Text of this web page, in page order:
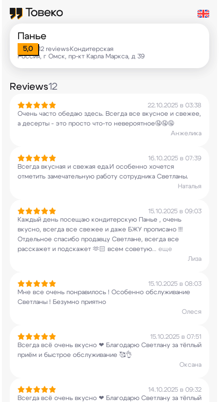
Панье
5,0 12 reviews•Кондитерская
Россия, г Омск, пр-кт Карла Маркса, д 39
Reviews12
22.10.2025 в 03:38
Очень часто обедаю здесь. Всегда все вкусное и свежее,
а десерты - это просто что-то невероятное🤤🤤🤤
Анжелика
16.10.2025 в 07:39
Всегда вкусная и свежая еда.И особенно хочется
отметить замечательную работу сотрудника Светланы.
Наталья
15.10.2025 в 09:03
Каждый день посещаю кондитерскую Панье , очень
вкусно, всегда все свежее и даже БЖУ прописано !!!
Отдельное спасибо продавцу Светлане, всегда все
расскажет и подскажет 🫶🏻 всем советую... еще
Лиза
15.10.2025 в 08:03
Мне все очень понравилось ! Особенно обслуживание
Светланы ! Безумно приятно
Олеся
15.10.2025 в 07:51
Всегда всё очень вкусно ❤ Благодарю Светлану за тёплый
приём и быстрое обслуживание 🥰👌
Оксана
14.10.2025 в 09:32
Всегда всё очень вкусно ❤ Благодарю Светлану за тёплый